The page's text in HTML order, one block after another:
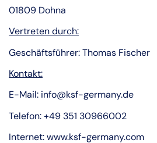
01809 Dohna
Vertreten durch:
Geschäftsführer: Thomas Fischer
Kontakt:
E-Mail: info@ksf-germany.de
Telefon:+49 351 30966002
Internet: www.ksf-germany.com